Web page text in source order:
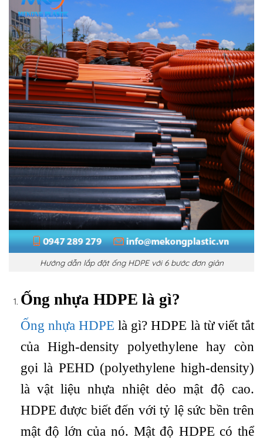
Hướng dẫn lắp đặt ống HDPE với 6 bước đơn giản
Ống nhựa HDPE là gì?
Ống nhựa HDPE là gì? HDPE là từ viết tắt
của High-density polyethylene hay còn
gọi là PEHD (polyethylene high-density)
là vật liệu nhựa nhiệt dẻo mật độ cao.
HDPE được biết đến với tỷ lệ sức bền trên
mật độ lớn của nó. Mật độ HDPE có thể